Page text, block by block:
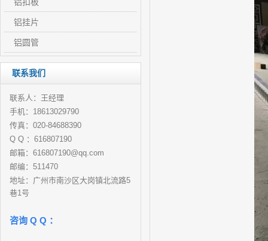
铝挂片
铝圆管
联系我们
联系人：王经理
手机：18613029790
传真：020-84688390
Q Q ：616807190
邮箱：616807190@qq.com
邮编：511470
地址：广州市南沙区大岗镇北流路5
巷1号
咨询 Q Q ：